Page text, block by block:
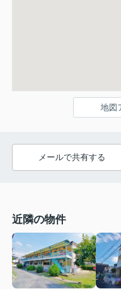
地図
メールで共有する
近隣の物件